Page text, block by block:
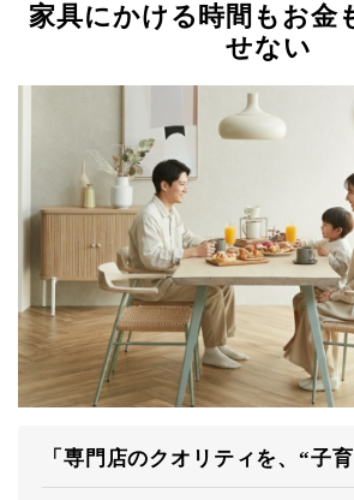
家具にかける時間もお金
せない
「専門店のクオリティを、“子